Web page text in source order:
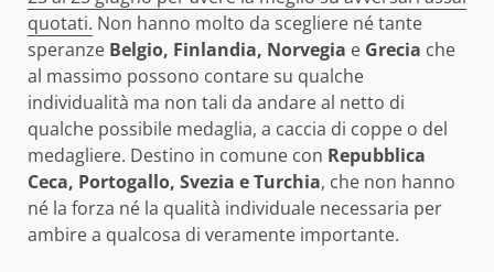
quotati. Non hanno molto da scegliere né tante
speranze Belgio, Finlandia, Norvegia e Grecia che
al massimo possono contare su qualche
individualità ma non tali da andare al netto di
qualche possibile medaglia, a caccia di coppe o del
medagliere. Destino in comune con Repubblica
Ceca, Portogallo, Svezia e Turchia, che non hanno
né la forza né la qualità individuale necessaria per
ambire a qualcosa di veramente importante.